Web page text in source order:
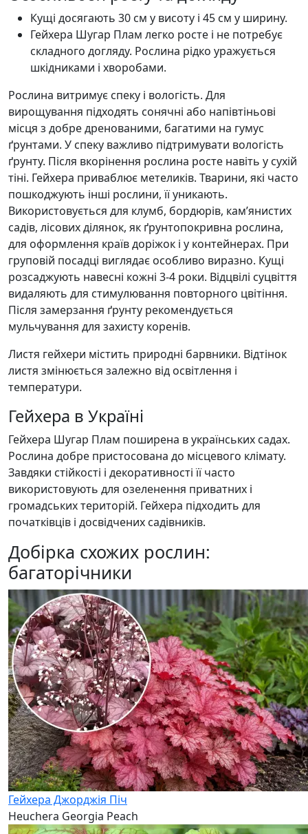
Кущі досягають 30 см у висоту і 45 см у ширину.
Гейхера Шугар Плам легко росте і не потребує
складного догляду. Рослина рідко уражується
шкідниками і хворобами.
Рослина витримує спеку і вологість. Для
вирощування підходять сонячні або напівтіньові
місця з добре дренованими, багатими на гумус
ґрунтами. У спеку важливо підтримувати вологість
ґрунту. Після вкорінення рослина росте навіть у сухій
тіні. Гейхера приваблює метеликів. Тварини, які часто
пошкоджують інші рослини, її уникають.
Використовується для клумб, бордюрів, кам’янистих
садів, лісових ділянок, як ґрунтопокривна рослина,
для оформлення країв доріжок і у контейнерах. При
груповій посадці виглядає особливо виразно. Кущі
розсаджують навесні кожні 3-4 роки. Відцвілі суцвіття
видаляють для стимулювання повторного цвітіння.
Після замерзання ґрунту рекомендується
мульчування для захисту коренів.
Листя гейхери містить природні барвники. Відтінок
листя змінюється залежно від освітлення і
температури.
Гейхера в Україні
Гейхера Шугар Плам поширена в українських садах.
Рослина добре пристосована до місцевого клімату.
Завдяки стійкості і декоративності її часто
використовують для озеленення приватних і
громадських територій. Гейхера підходить для
початківців і досвідчених садівників.
Добірка схожих рослин:
багаторічники
Гейхера Джорджія Піч
Heuchera Georgia Peach